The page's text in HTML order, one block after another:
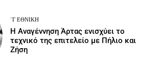
΄Γ ΕΘΝΙΚΉ
Η Αναγέννηση Άρτας ενισχύει το
τεχνικό της επιτελείο με Πήλιο και
Ζήση